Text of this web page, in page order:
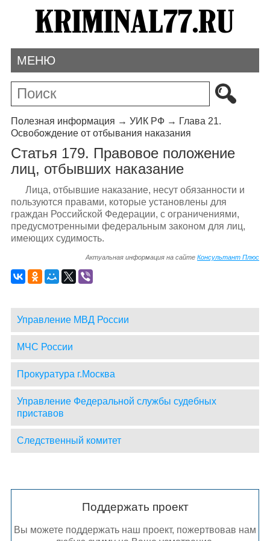
МЕНЮ
Полезная информация → УИК РФ→ Глава 21.
Освобождение от отбывания наказания
Статья 179. Правовое положение
лиц, отбывших наказание
Лица, отбывшие наказание, несут обязанности и
пользуются правами, которые установлены для
граждан Российской Федерации, с ограничениями,
предусмотренными федеральным законом для лиц,
имеющих судимость.
Актуальная информация на сайтеКонсультант Плюс
Управление МВД России
МЧС России
Прокуратура г.Москва
Управление Федеральной службы судебных
приставов
Следственный комитет
Поддержать проект
Вы можете поддержать наш проект, пожертвовав нам